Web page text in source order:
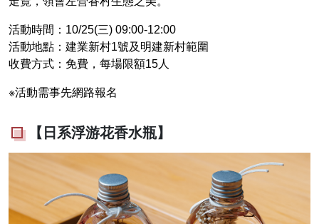
活動時間：10/25(三) 09:00-12:00
活動地點：建業新村1號及明建新村範圍
收費方式：免費，每場限額15人
※活動需事先網路報名
【日系浮游花香水瓶】